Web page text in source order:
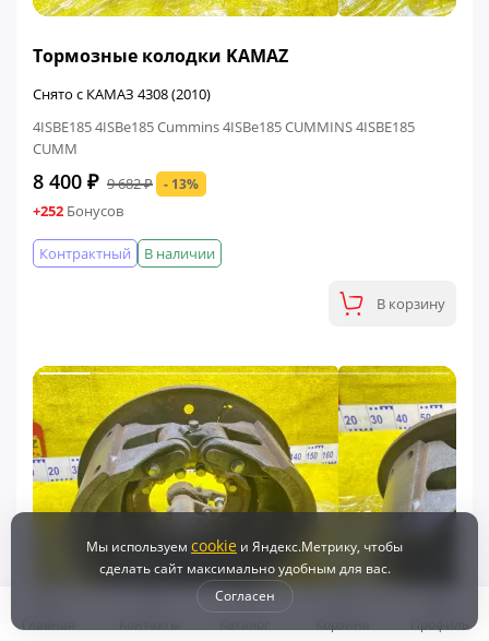
Тормозные колодки KAMAZ
Снято с КАМАЗ 4308 (2010)
4ISBE185 4ISBe185 Cummins 4ISBe185 CUMMINS 4ISBE185
CUMM
8 400 ₽ 9 682 ₽ - 13%
+252 Бонусов
В наличии
Контрактный
В корзину
ФИНАЛЬНАЯ ЦЕНА
Мы используем cookie и Яндекс.Метрику, чтобы
сделать сайт максимально удобным для вас.
Согласен